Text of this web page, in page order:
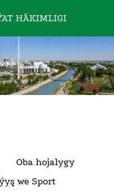
HÄKIMLIGI
Oba hojalygy
we Sport